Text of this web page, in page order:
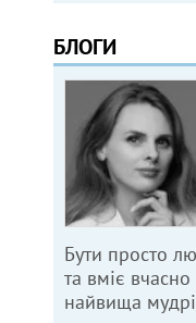
БЛОГИ
Бути просто
та вміє
найвища